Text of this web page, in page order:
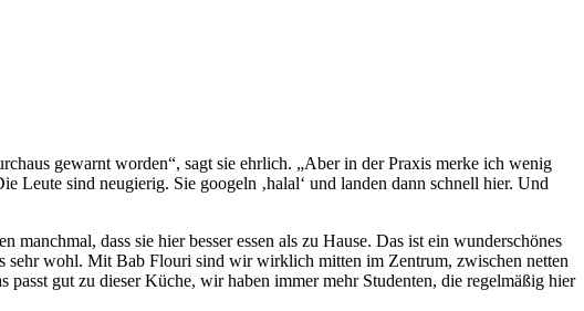
gewarnt worden“, sagt sie ehrlich. „Aber in der Praxis merke ich wenig
Leute sind neugierig. Sie googeln ‚halal‘ und landen dann schnell hier. Und
dass sie hier besser essen als zu Hause. Das ist ein wunderschönes
wohl. Mit Bab Flouri sind wir wirklich mitten im Zentrum, zwischen netten
gut zu dieser Küche, wir haben immer mehr Studenten, die regelmäßig hier